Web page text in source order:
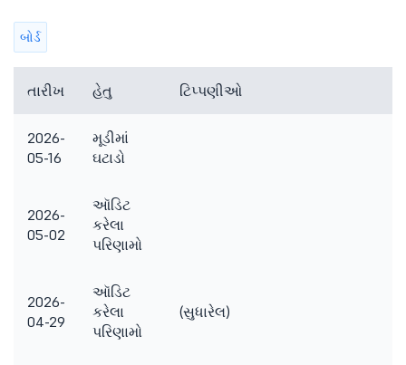
બોર્ડ
તારીખ હેતુ ટિપ્પણીઓ
2026-
05-16
મૂડીમાં
ઘટાડો
2026-
05-02
ઑડિટ
કરેલા
પરિણામો
2026-
04-29
ઑડિટ
કરેલા
પરિણામો
(સુધારેલ)